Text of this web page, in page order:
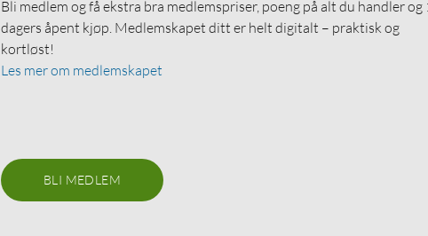
Bli medlem og få ekstra bra medlemspriser, poeng på alt du handler og
dagers åpent kjøp. Medlemskapet ditt er helt digitalt – praktisk og
kortløst!
Les mer om medlemskapet
BLI MEDLEM